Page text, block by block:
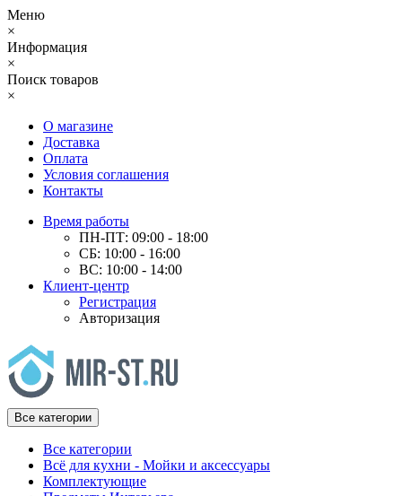
Меню
×
Информация
×
Поиск товаров
×
О магазине
Доставка
Оплата
Условия соглашения
Контакты
Время работы
ПН-ПТ: 09:00 - 18:00
СБ: 10:00 - 16:00
ВС: 10:00 - 14:00
Клиент-центр
Регистрация
Авторизация
Все категории
Все категории
Всё для кухни - Мойки и аксессуары
Комплектующие